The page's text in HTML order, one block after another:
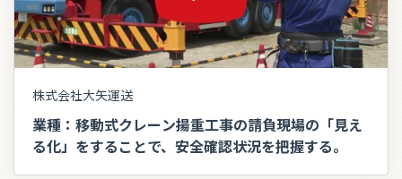
株式会社大矢運送
業種：移動式クレーン揚重工事の請負現場の「見え
る化」をすることで、安全確認状況を把握する。